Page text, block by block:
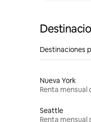
Destinaciones
Nueva York
Seattle